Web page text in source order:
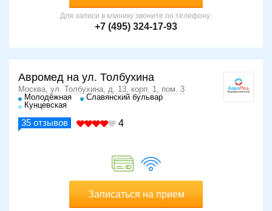
Для записи в клинику звоните по телефону:
+7 (495) 324-17-93
Авромед на ул. Толбухина
Москва, ул. Толбухина, д. 13, корп. 1, пом. 3
Молодёжная
Славянский бульвар
Кунцевская
35 отзывов 4
Записаться на прием